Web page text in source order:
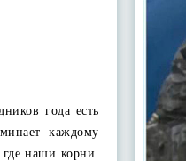
года есть
каждому
наши корни.